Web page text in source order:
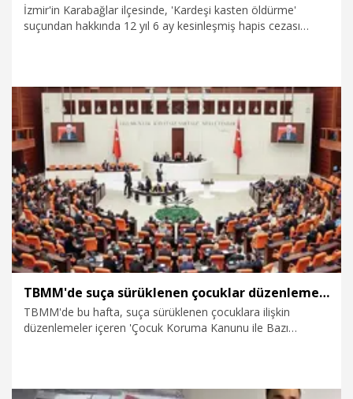
İzmir'in Karabağlar ilçesinde, 'Kardeşi kasten öldürme'
suçundan hakkında 12 yıl 6 ay kesinleşmiş hapis cezası
2.08.2026 Gündem
TBMM'de suça sürüklenen çocuklar düzenlemesi görüşülecek
TBMM'de bu hafta, suça sürüklenen çocuklara ilişkin
düzenlemeler içeren 'Çocuk Koruma Kanunu ile Bazı